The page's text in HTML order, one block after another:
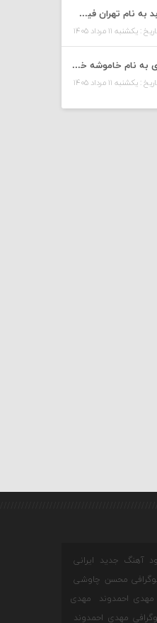
دانلود آهنگ دیجی باربد به نام تهران فیت ۵۵ (پادکست)
: یکشنبه ۱۱ مرداد ۱۴۰۵
دانلود آهنگ میلاد علوی به نام خاموشه خطت
: یکشنبه ۱۱ مرداد ۱۴۰۵
آهنگ جدید ایرانی
محسن چاوشی
مهدی احمدوند
مهدی
مهدی احمدوند